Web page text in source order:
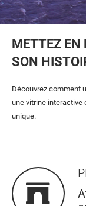
METTEZ EN
SON
Découvrez comment
une vitrine interactive
unique.